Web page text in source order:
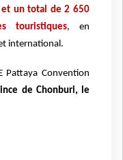
un total de 2 650
touristiques, en
international.
Pattaya Convention
de Chonburi, le